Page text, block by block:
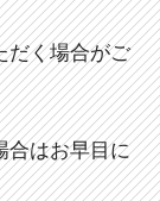
だく場合がご
合はお早目に